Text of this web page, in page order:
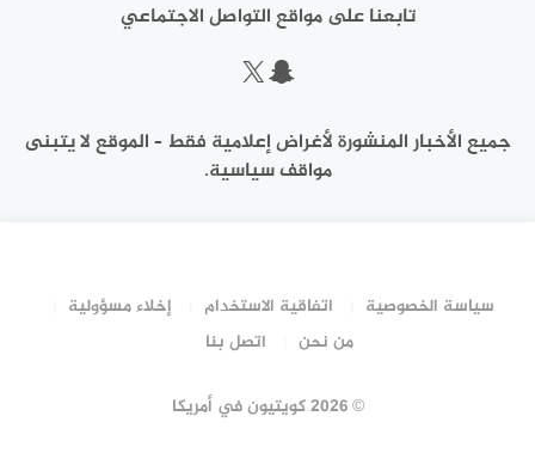
تابعنا على مواقع التواصل الاجتماعي
سناب شات
إكس
جميع الأخبار المنشورة لأغراض إعلامية فقط – الموقع لا يتبنى
مواقف سياسية.
سياسة الخصوصية اتفاقية الاستخدام
إخلاء مسؤولية
من نحن
اتصل بنا
©2026 كويتيون في أمريكا